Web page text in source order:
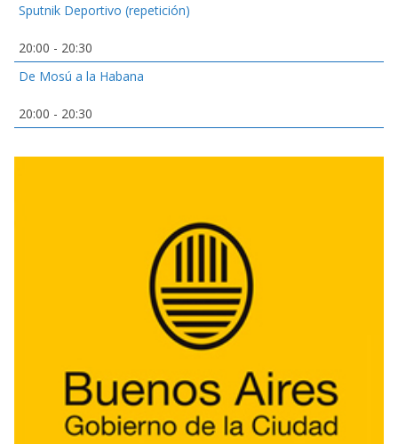
Sputnik Deportivo (repetición)
20:00 - 20:30
De Mosú a la Habana
20:00 - 20:30